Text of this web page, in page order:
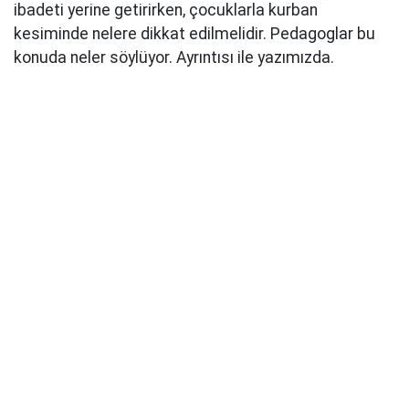
ibadeti yerine getirirken, çocuklarla kurban
kesiminde nelere dikkat edilmelidir. Pedagoglar bu
konuda neler söylüyor. Ayrıntısı ile yazımızda.